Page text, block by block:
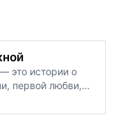
это истории о
первой любви,
найдёте